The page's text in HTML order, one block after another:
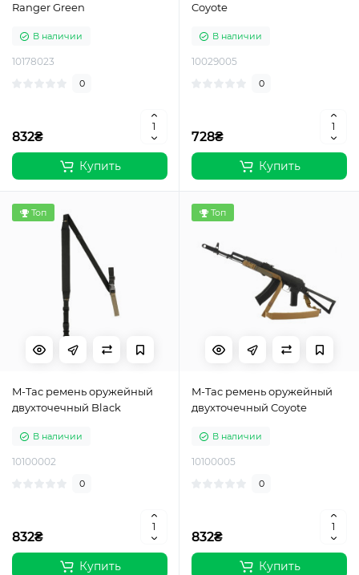
Ranger Green
В наличии
10178023
0
832₴
Купить
Coyote
В наличии
10029005
0
728₴
Купить
Топ
M-Tac ремень оружейный
двухточечный Black
В наличии
10100002
0
832₴
Купить
Топ
M-Tac ремень оружейный
двухточечный Coyote
В наличии
10100005
0
832₴
Купить